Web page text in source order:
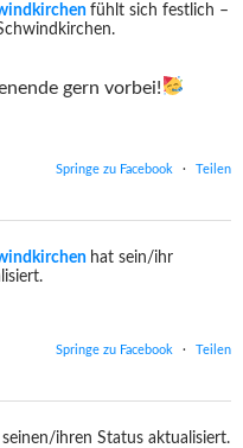
fühlt sich festlich –
gern vorbei!
Springe zu Facebook · Teilen
hat sein/ihr
Springe zu Facebook · Teilen
seinen/ihren Status aktualisiert.